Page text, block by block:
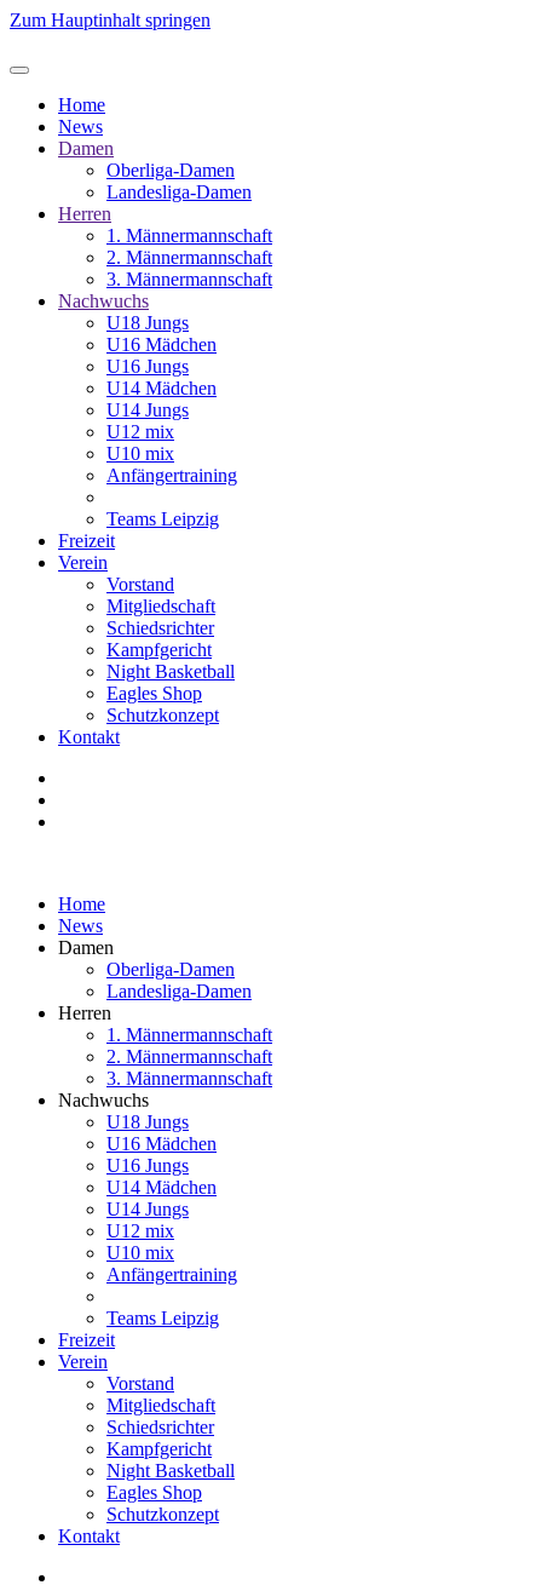
Zum Hauptinhalt springen
Home
News
Damen
Oberliga-Damen
Landesliga-Damen
Herren
1. Männermannschaft
2. Männermannschaft
3. Männermannschaft
Nachwuchs
U18 Jungs
U16 Mädchen
U16 Jungs
U14 Mädchen
U14 Jungs
U12 mix
U10 mix
Anfängertraining
Teams Leipzig
Freizeit
Verein
Vorstand
Mitgliedschaft
Schiedsrichter
Kampfgericht
Night Basketball
Eagles Shop
Schutzkonzept
Kontakt
Home
News
Damen
Oberliga-Damen
Landesliga-Damen
Herren
1. Männermannschaft
2. Männermannschaft
3. Männermannschaft
Nachwuchs
U18 Jungs
U16 Mädchen
U16 Jungs
U14 Mädchen
U14 Jungs
U12 mix
U10 mix
Anfängertraining
Teams Leipzig
Freizeit
Verein
Vorstand
Mitgliedschaft
Schiedsrichter
Kampfgericht
Night Basketball
Eagles Shop
Schutzkonzept
Kontakt